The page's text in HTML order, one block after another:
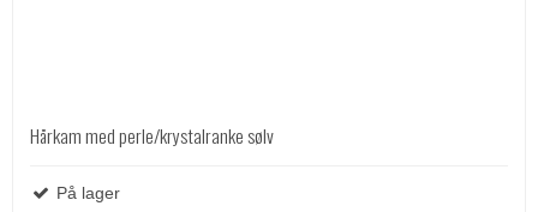
Hårkam med perle/krystalranke sølv
På lager